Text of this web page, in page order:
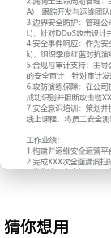
1.安全运维体系
C)的日常运维与
C)自动化更新流
缩短至XXX分钟。
2.漏洞全生命周
先级标准(SL
周期缩短XXX%。
3.边界安全防护
超过XXX Gbps的
猜你想用